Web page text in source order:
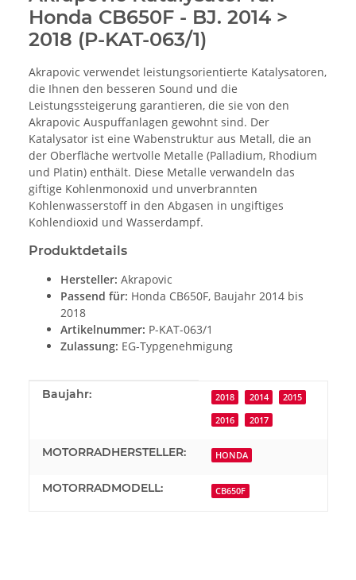
Honda CB650F - BJ. 2014 >
2018 (P-KAT-063/1)
Akrapovic verwendet leistungsorientierte Katalysatoren,
die Ihnen den besseren Sound und die
Leistungssteigerung garantieren, die sie von den
Akrapovic Auspuffanlagen gewohnt sind. Der
Katalysator ist eine Wabenstruktur aus Metall, die an
der Oberfläche wertvolle Metalle (Palladium, Rhodium
und Platin) enthält. Diese Metalle verwandeln das
giftige Kohlenmonoxid und unverbrannten
Kohlenwasserstoff in den Abgasen in ungiftiges
Kohlendioxid und Wasserdampf.
Produktdetails
Hersteller: Akrapovic
Passend für: Honda CB650F, Baujahr 2014 bis
2018
Artikelnummer: P-KAT-063/1
Zulassung: EG-Typgenehmigung
Produkteigenschaft
Wert
Baujahr: 2018 2014 2015
2016 2017
MOTORRADHERSTELLER: HONDA
MOTORRADMODELL: CB650F